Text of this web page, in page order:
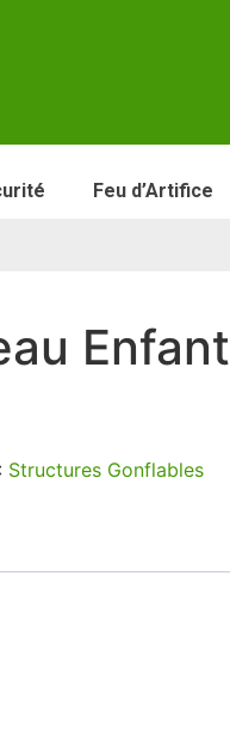
Feu d’Artifice
Enfant
Structures Gonflables